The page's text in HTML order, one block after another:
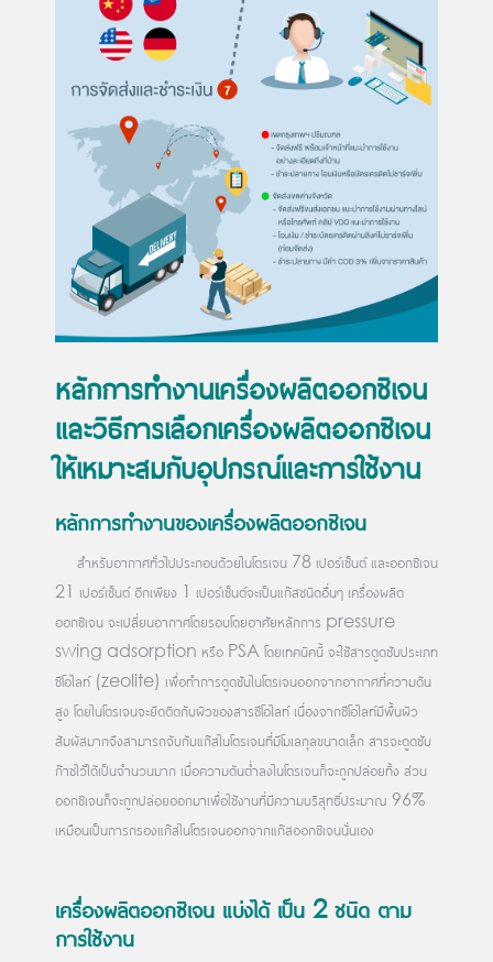
หลักการทำงานเครื่องผลิตออกซิเจน
และวิธีการเลือกเครื่องผลิตออกซิเจน
ให้เหมาะสมกับอุปกรณ์และการใช้งาน
หลักการทำงานของเครื่องผลิตออกซิเจน
สำหรับอากาศทั่วไปประกอบด้วยไนโตรเจน 78 เปอร์เซ็นต์ และออกซิเจน
21 เปอร์เซ็นต์ อีกเพียง 1 เปอร์เซ็นต์จะเป็นแก๊สชนิดอื่นๆ เครื่องผลิต
ออกซิเจน จะเปลี่ยนอากาศโดยรอบโดยอาศัยหลักการ pressure
swing adsorption หรือ PSA โดยเทคนิคนี้ จะใช้สารดูดซับประเภท
ซีโอไลท์ (zeolite) เพื่อทำการดูดซับไนโตรเจนออกจากอากาศที่ความดัน
สูง โดยไนโตรเจนจะยึดติดกับผิวของสารซีโอไลท์ เนื่องจากซีโอไลท์มีพื้นผิว
สัมผัสมากจึงสามารถจับกับแก๊สไนโตรเจนที่มีโมเลกุลขนาดเล็ก สารจะดูดซับ
ก๊าซไว้ได้เป็นจำนวนมาก เมื่อความดันต่ำลงไนโตรเจนก็จะถูกปล่อยทิ้ง ส่วน
ออกซิเจนก็จะถูกปล่อยออกมาเพื่อใช้งานที่มีความบริสุทธิ์ประมาณ 96%
เหมือนเป็นการกรองแก๊สไนโตรเจนออกจากแก๊สออกซิเจนนั่นเอง
เครื่องผลิตออกซิเจน แบ่งได้ เป็น 2 ชนิด ตาม
การใช้งาน